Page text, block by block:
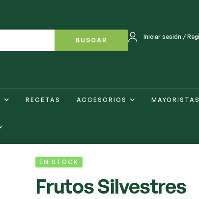
BUSCAR Iniciar sesión /
RECETAS ACCESORIOS MAYORISTAS
EN STOCK
Frutos Silvestres